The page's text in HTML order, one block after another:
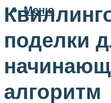
Меню
поделки
алгоритм